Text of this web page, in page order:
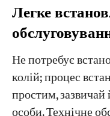
Легке
Не потребує
колій; процес
простим,